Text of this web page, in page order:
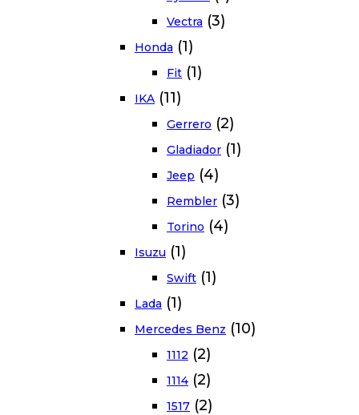
Vectra (3)
Honda (1)
Fit (1)
IKA (11)
Gerrero (2)
Gladiador (1)
Jeep (4)
Rembler (3)
Torino (4)
Isuzu (1)
Swift (1)
Lada (1)
Mercedes Benz (10)
1112 (2)
1114 (2)
1517 (2)